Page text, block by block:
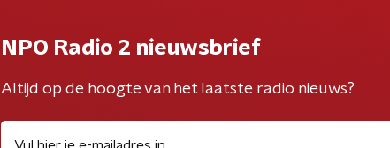
NPO Radio 2 nieuwsbrief
Altijd op de hoogte van het laatste radio nieuws?